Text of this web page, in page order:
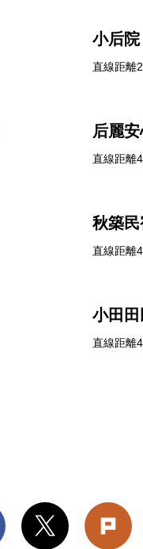
小后院
直線距離
后麗
直線距離
秋築民
直線距離
小田
直線距離